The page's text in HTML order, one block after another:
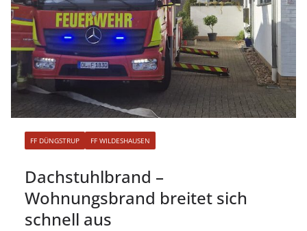
FF DÜNGSTRUP FF WILDESHAUSEN
Dachstuhlbrand –
Wohnungsbrand breitet sich
schnell aus